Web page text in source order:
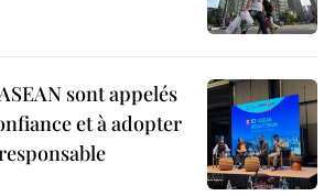
sont appelés
et à adopter